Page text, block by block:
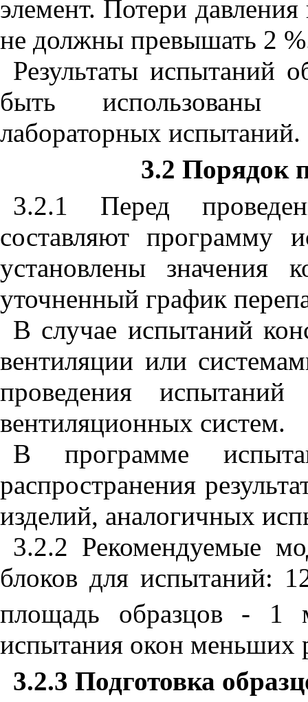
элемент. Потери
не должны превышать 2
Результаты испытаний
быть использованы
лабораторных испытаний.
3.2 Порядок
3.2.1 Перед
составляют программу
установлены значения
уточненный график
В случае испытаний
вентиляции или
проведения
вентиляционных систем.
В программе
распространения
изделий, аналогичных
3.2.2 Рекомендуемые
блоков для испытаний:
площадь образцов - 1
испытания окон меньших
3.2.3 Подготовка